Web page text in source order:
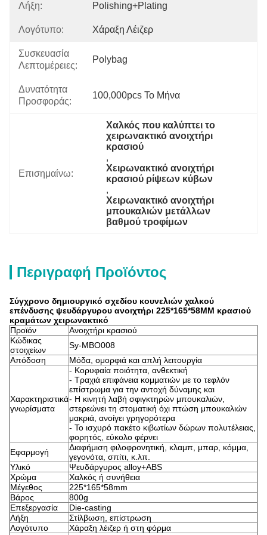
Λήξη: Polishing+Plating
Λογότυπο: Χάραξη Λέιζερ
Συσκευασία
Λεπτομέρειες:
Polybag
Δυνατότητα
Προσφοράς:
100,000pcs Το Μήνα
Επισημαίνω:
Χαλκός που καλύπτει το
χειρωνακτικό ανοιχτήρι
κρασιού
,
Χειρωνακτικό ανοιχτήρι
κρασιού ρίψεων κύβων
,
Χειρωνακτικό ανοιχτήρι
μπουκαλιών μετάλλων
βαθμού τροφίμων
Περιγραφή Προϊόντος
Σύγχρονο δημιουργικό σχεδίου κουνελιών χαλκού
επένδυσης ψευδάργυρου ανοιχτήρι 225*165*58MM κρασιού
κραμάτων χειρωνακτικό
Προϊόν
Ανοιχτήρι κρασιού
Κώδικας
στοιχείων
Sy-MBO008
Απόδοση
Μόδα, ομορφιά και απλή λειτουργία
Χαρακτηριστικά
γνωρίσματα
- Κορυφαία ποιότητα, ανθεκτική
- Τραχιά επιφάνεια κομματιών με το τεφλόν
επίστρωμα για την αντοχή δύναμης και
- Η κινητή λαβή σφιγκτηρών μπουκαλιών,
στερεώνει τη στοματική όχι πτώση μπουκαλιών
μακριά, ανοίγει γρηγορότερα
- Το ισχυρό πακέτο κιβωτίων δώρων πολυτέλειας,
φορητός, εύκολο φέρνει
Εφαρμογή
Διαφήμιση φιλοφρονητική, κλαμπ, μπαρ, κόμμα,
γεγονότα, σπίτι, κ.λπ.
Υλικό
Ψευδάργυρος alloy+ABS
Χρώμα
Χαλκός ή συνήθεια
Μέγεθος
225*165*58mm
Βάρος
800g
Επεξεργασία
Die-casting
Λήξη
Στίλβωση, επίστρωση
Λογότυπο
Χάραξη λέιζερ ή στη φόρμα